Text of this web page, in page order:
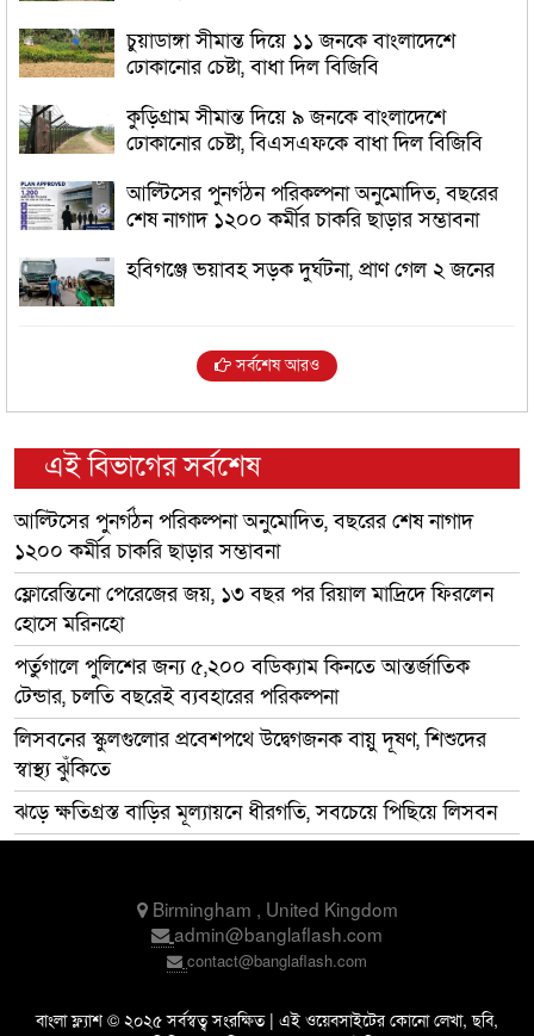
চুয়াডাঙ্গা সীমান্ত দিয়ে ১১ জনকে বাংলাদেশে
ঢোকানোর চেষ্টা, বাধা দিল বিজিবি
কুড়িগ্রাম সীমান্ত দিয়ে ৯ জনকে বাংলাদেশে
ঢোকানোর চেষ্টা, বিএসএফকে বাধা দিল বিজিবি
আল্টিসের পুনর্গঠন পরিকল্পনা অনুমোদিত, বছরের
শেষ নাগাদ ১২০০ কর্মীর চাকরি ছাড়ার সম্ভাবনা
হবিগঞ্জে ভয়াবহ সড়ক দুর্ঘটনা, প্রাণ গেল ২ জনের
সর্বশেষ আরও
এই বিভাগের সর্বশেষ
আল্টিসের পুনর্গঠন পরিকল্পনা অনুমোদিত, বছরের শেষ নাগাদ
১২০০ কর্মীর চাকরি ছাড়ার সম্ভাবনা
ফ্লোরেন্তিনো পেরেজের জয়, ১৩ বছর পর রিয়াল মাদ্রিদে ফিরলেন
হোসে মরিনহো
পর্তুগালে পুলিশের জন্য ৫,২০০ বডিক্যাম কিনতে আন্তর্জাতিক
টেন্ডার, চলতি বছরেই ব্যবহারের পরিকল্পনা
লিসবনের স্কুলগুলোর প্রবেশপথে উদ্বেগজনক বায়ু দূষণ, শিশুদের
স্বাস্থ্য ঝুঁকিতে
ঝড়ে ক্ষতিগ্রস্ত বাড়ির মূল্যায়নে ধীরগতি, সবচেয়ে পিছিয়ে লিসবন
Birmingham , United Kingdom
admin@banglaflash.com
contact@banglaflash.com
বাংলা ফ্ল্যাশ © ২০২৫ সর্বস্বত্ব সংরক্ষিত | এই ওয়েবসাইটের কোনো লেখা, ছবি,